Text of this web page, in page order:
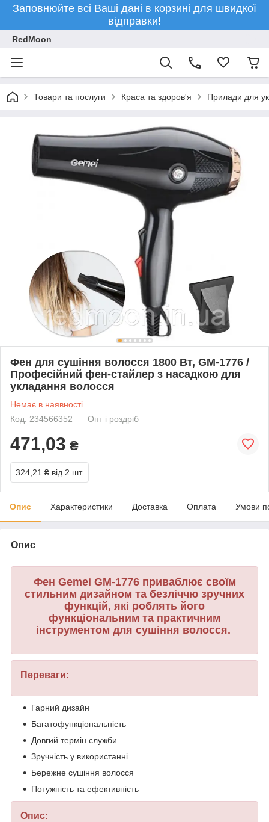
Заповнюйте всі Ваші дані в корзині для швидкої
відправки!
RedMoon
Товари та послуги Краса та здоров'я Прилади для
Фен для сушіння волосся 1800 Вт, GM-1776 /
Професійний фен-стайлер з насадкою для
укладання волосся
Немає в наявності
Код: 234566352
Опт і роздріб
471,03 ₴
324,21 ₴ від 2 шт.
Опис Характеристики Доставка Оплата Умови
Опис
Фен Gemei GM-1776 приваблює своїм
стильним дизайном та безліччю зручних
функцій, які роблять його
функціональним та практичним
інструментом для сушіння волосся.
Переваги:
Гарний дизайн
Багатофункціональність
Довгий термін служби
Зручність у використанні
Бережне сушіння волосся
Потужність та ефективність
Опис: